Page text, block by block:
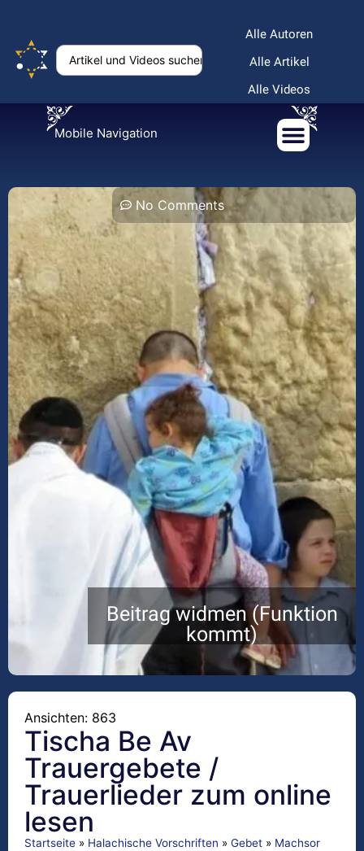
Alle Autoren
Alle Artikel
Alle Videos
Mobile Navigation
No Comments
Beitrag widmen (Funktion
kommt)
Ansichten: 863
Tischa Be Av
Trauergebete /
Trauerlieder zum online
lesen
Startseite » Halachische Vorschriften » Gebet » Machsor